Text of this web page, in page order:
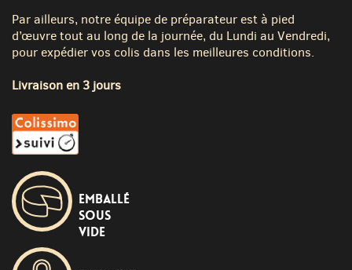
Par ailleurs, notre équipe de préparateur est à pied
d’œuvre tout au long de la journée, du Lundi au Vendredi,
pour expédier vos colis dans les meilleures conditions.
Livraison en 3 jours
Emballé
sous
vide